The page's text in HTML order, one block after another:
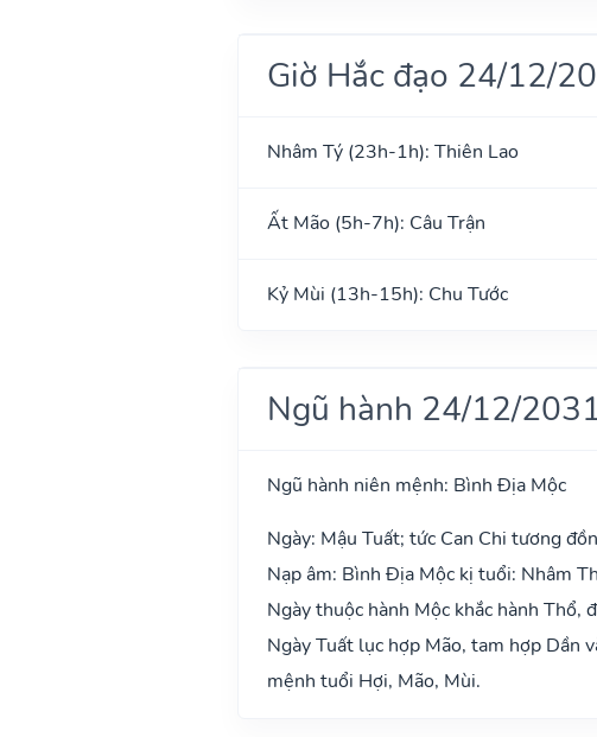
Giờ Hắc đạo 24/12/
Nhâm Tý (23h-1h): Thiên Lao
Ất Mão (5h-7h): Câu Trận
Kỷ Mùi (13h-15h): Chu Tước
Ngũ hành 24/12/
Ngũ hành niên mệnh: Bình Địa Mộc
Ngày: Mậu Tuất; tức Can Chi tương
Nạp âm: Bình Địa Mộc kị tuổi: Nhâm
Ngày thuộc hành Mộc khắc hành Thổ,
Ngày Tuất lục hợp Mão, tam hợp Dần
mệnh tuổi Hợi, Mão, Mùi.